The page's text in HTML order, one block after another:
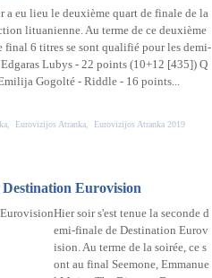
a eu lieu le deuxième quart de finale de la
lituanienne. Au terme de ce deuxième
final 6 titres se sont qualifié pour les demi-
Lubys - 22 points (10+12 [435]) Q
Gogolté - Riddle - 16 points...
Eurovizijos Atranka Eurovizijos Atranka 2019
Eurovision
Hier soir s'est tenue la seconde d
emi-finale de Destination Eurov
ision. Au terme de la soirée, ce s
ont au final Seemone, Emmanue